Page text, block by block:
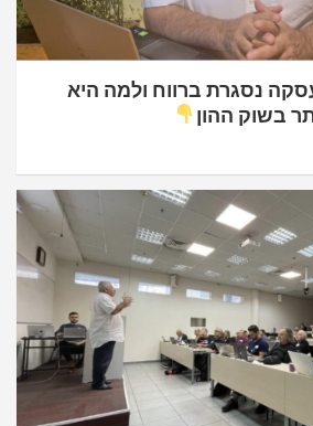
נסגרת ברווח ולמה היא
בשוק ההון